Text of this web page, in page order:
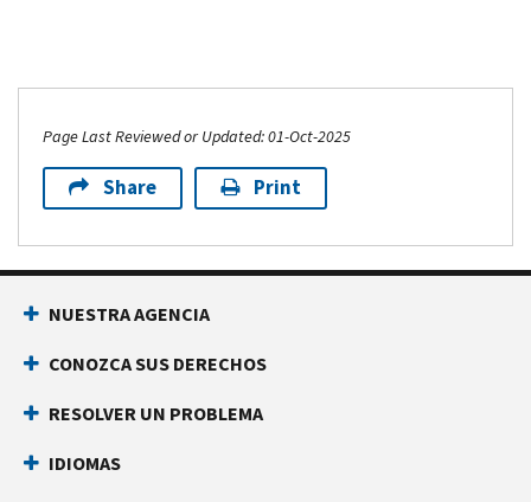
Page Last Reviewed or Updated: 01-Oct-2025
Share Print
NUESTRA AGENCIA
CONOZCA SUS DERECHOS
RESOLVER UN PROBLEMA
IDIOMAS